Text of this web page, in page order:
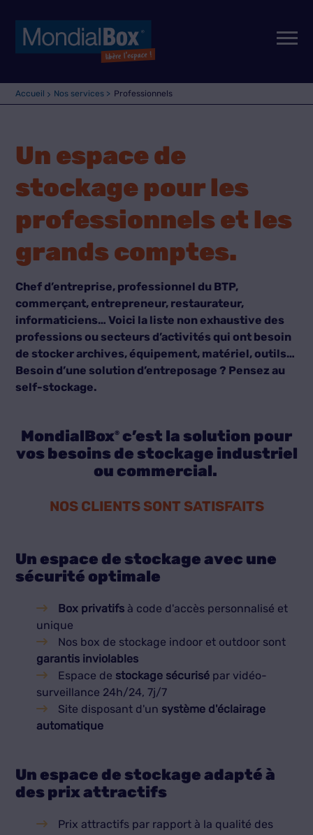
Accueil Nos services > Professionnels
Un espace de
stockage pour les
professionnels et les
grands comptes.
Chef d’entreprise, professionnel du BTP,
commerçant, entrepreneur, restaurateur,
informaticiens… Voici la liste non exhaustive des
professions ou secteurs d’activités qui ont besoin
de stocker archives, équipement, matériel, outils…
Besoin d’une solution d’entreposage ? Pensez au
self-stockage.
MondialBox® c’est la solution pour
vos besoins de stockage industriel
ou commercial.
NOS CLIENTS SONT SATISFAITS
Un espace de stockage avec une
sécurité optimale
Box privatifs à code d'accès personnalisé et
unique
Nos box de stockage indoor et outdoor sont
garantis inviolables
Espace de stockage sécurisé par vidéo-
surveillance 24h/24, 7j/7
Site disposant d'un système d'éclairage
automatique
Un espace de stockage adapté à
des prix attractifs
Prix attractifs par rapport à la qualité des